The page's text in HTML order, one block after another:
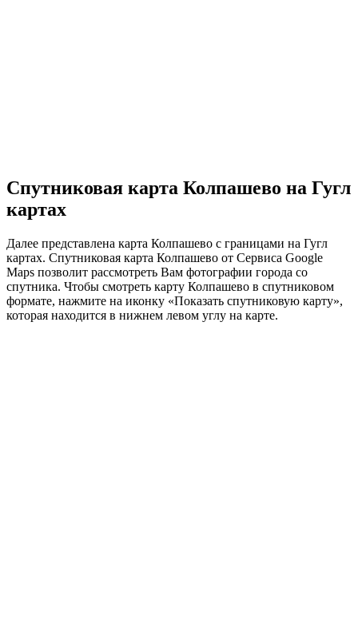
Спутниковая карта Колпашево на Гугл
картах
Далее представлена карта Колпашево с границами на Гугл
картах. Спутниковая карта Колпашево от Сервиса Google
Maps позволит рассмотреть Вам фотографии города со
спутника. Чтобы смотреть карту Колпашево в спутниковом
формате, нажмите на иконку «Показать спутниковую карту»,
которая находится в нижнем левом углу на карте.